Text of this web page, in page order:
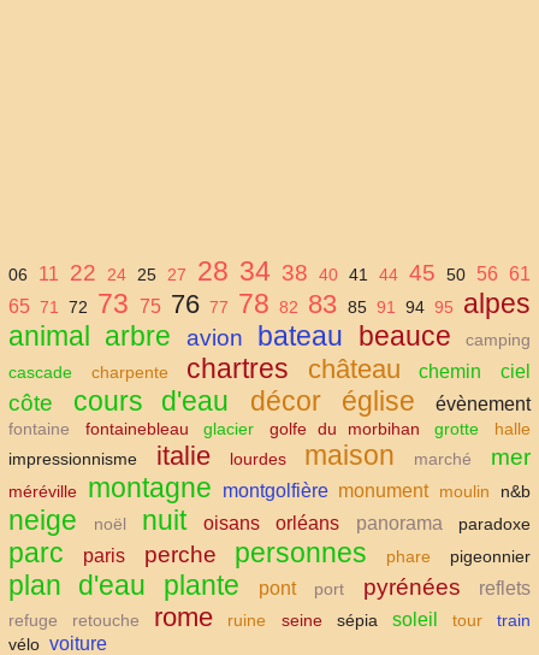
06 11 22 24 25 27 28 34 38 40 41 44 45 50 56 61
65 71 72 73 75 76 77 78 82 83 85 91 94 95
alpes
animal arbre avion bateau beauce
camping
cascade
charpente chartres château chemin ciel
côte cours d'eau décor église évènement
fontaine fontainebleau glacier golfe du morbihan grotte
halle
impressionnisme
italie lourdes maison marché mer
méréville montagne montgolfière monument moulin n&b
neige noël nuit oisans orléans panorama paradoxe
parc paris perche personnes phare pigeonnier
plan d'eau plante pont port pyrénées reflets
refuge retouche rome ruine seine sépia soleil tour
train
vélo voiture